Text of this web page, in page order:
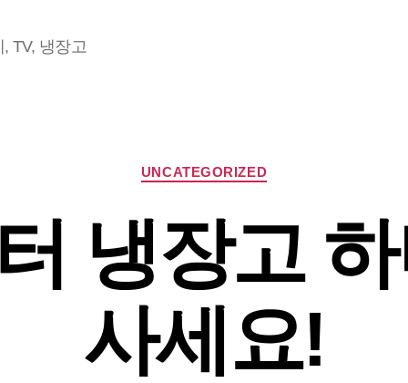
TV, 냉장고
Categories
UNCATEGORIZED
냉장고
사세요!